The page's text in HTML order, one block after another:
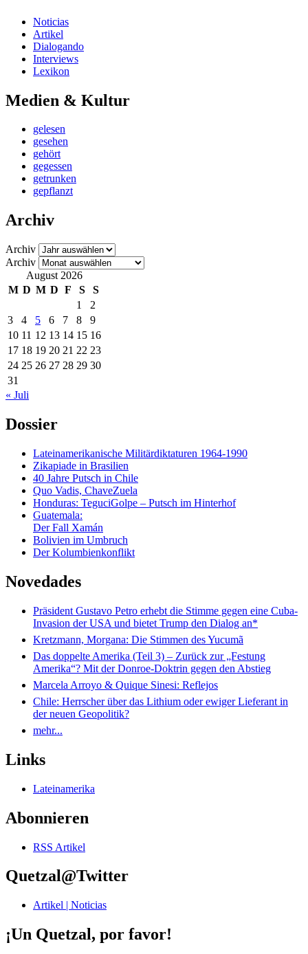
Noticias
Artikel
Dialogando
Interviews
Lexikon
Medien & Kultur
gelesen
gesehen
gehört
gegessen
getrunken
gepflanzt
Archiv
Archiv
Archiv
August 2026
M D M D F S
S
1
2
3
4 5 6 7 8
9
10 11 12 13 14 15 16
17 18 19 20 21 22 23
24 25 26 27 28 29 30
31
« Juli
Dossier
Lateinamerikanische Militärdiktaturen 1964-1990
Zikapiade in Brasilien
40 Jahre Putsch in Chile
Quo Vadis, ChaveZuela
Honduras: TeguciGolpe – Putsch im Hinterhof
Guatemala:
Der Fall Xamán
Bolivien im Umbruch
Der Kolumbienkonflikt
Novedades
Präsident Gustavo Petro erhebt die Stimme gegen eine Cuba-
Invasion der USA und bietet Trump den Dialog an*
Kretzmann, Morgana: Die Stimmen des Yucumã
Das doppelte Amerika (Teil 3) – Zurück zur „Festung
Amerika“? Mit der Donroe-Doktrin gegen den Abstieg
Marcela Arroyo & Quique Sinesi: Reflejos
Chile: Herrscher über das Lithium oder ewiger Lieferant in
der neuen Geopolitik?
mehr...
Links
Lateinamerika
Abonnieren
RSS Artikel
Quetzal@Twitter
Artikel | Noticias
¡Un Quetzal, por favor!